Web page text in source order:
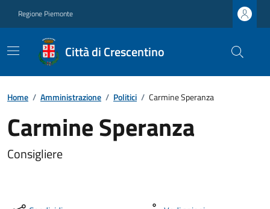
Regione Piemonte
Città di Crescentino
Home / Amministrazione / Politici / Carmine Speranza
Carmine Speranza
Consigliere